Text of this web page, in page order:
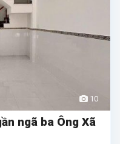
10
ngã ba Ông Xã